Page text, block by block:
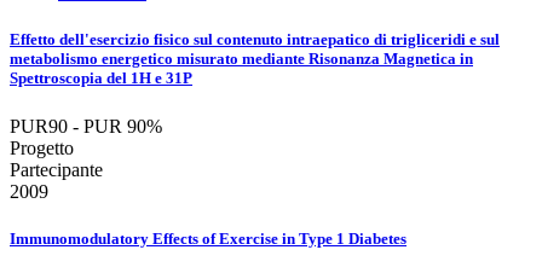
Effetto dell'esercizio fisico sul contenuto intraepatico di trigliceridi e sul
metabolismo energetico misurato mediante Risonanza Magnetica in
Spettroscopia del 1H e 31P
PUR90 - PUR 90%
Progetto
Partecipante
2009
Immunomodulatory Effects of Exercise in Type 1 Diabetes